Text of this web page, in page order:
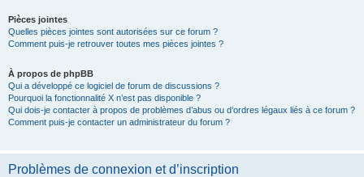
Pièces jointes
Quelles pièces jointes sont autorisées sur ce forum ?
Comment puis-je retrouver toutes mes pièces jointes ?
À propos de phpBB
Qui a développé ce logiciel de forum de discussions ?
Pourquoi la fonctionnalité X n’est pas disponible ?
Qui dois-je contacter à propos de problèmes d’abus ou d’ordres légaux liés à ce forum ?
Comment puis-je contacter un administrateur du forum ?
Problèmes de connexion et d’inscription